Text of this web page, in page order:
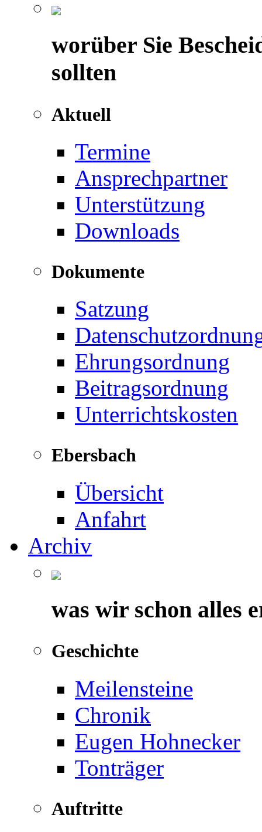
worüber Sie
sollten
Aktuell
Termine
Ansprechpartner
Unterstützung
Downloads
Dokumente
Satzung
Ehrungsordnung
Beitragsordnung
Unterrichtskosten
Ebersbach
Übersicht
Anfahrt
Archiv
was wir schon alles
Geschichte
Meilensteine
Chronik
Eugen Hohnecker
Tonträger
Auftritte